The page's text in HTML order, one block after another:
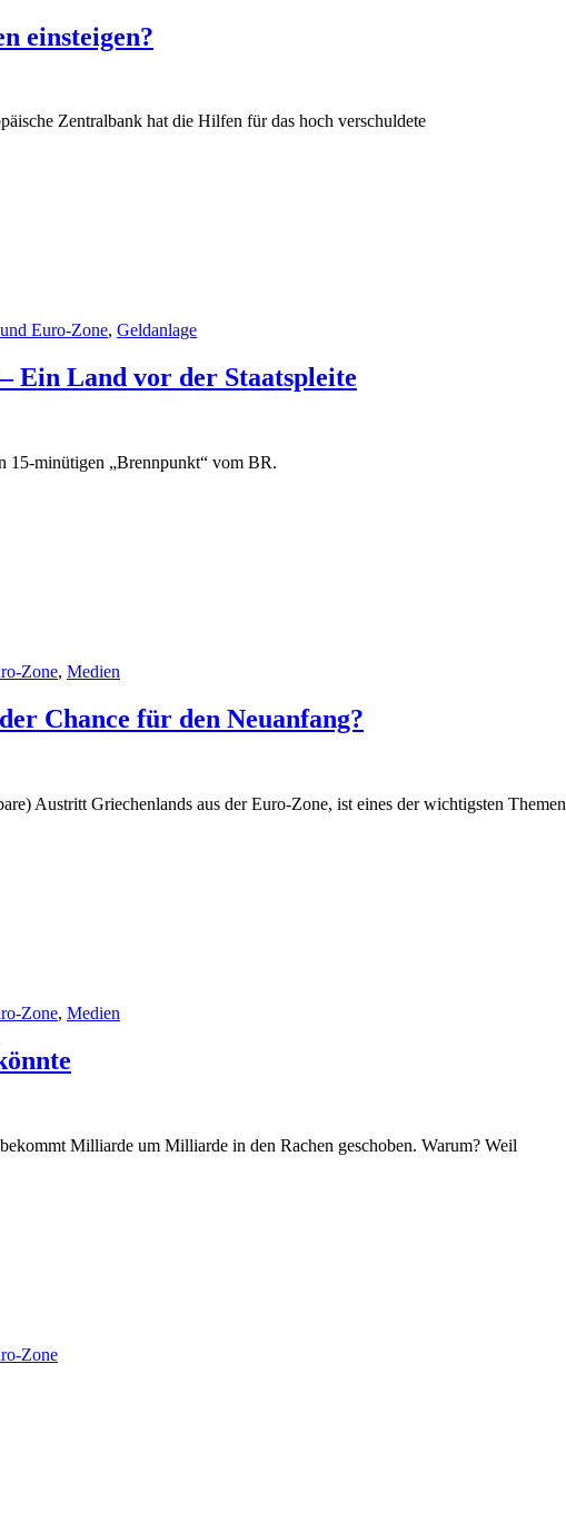
einsteigen?
Zentralbank hat die Hilfen für das hoch verschuldete
Euro-Zone, Geldanlage
Ein Land vor der Staatspleite
15-minütigen „Brennpunkt“ vom BR.
Zone, Medien
Chance für den Neuanfang?
Austritt Griechenlands aus der Euro-Zone, ist eines der wichtigsten Themen
Zone, Medien
Milliarde um Milliarde in den Rachen geschoben. Warum? Weil
Zone